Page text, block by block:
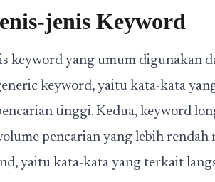
jenis Keyword
keyword yang umum digunakan
keyword, yaitu kata-kata
tinggi. Kedua, keyword
pencarian yang lebih rendah
yaitu kata-kata yang terkait